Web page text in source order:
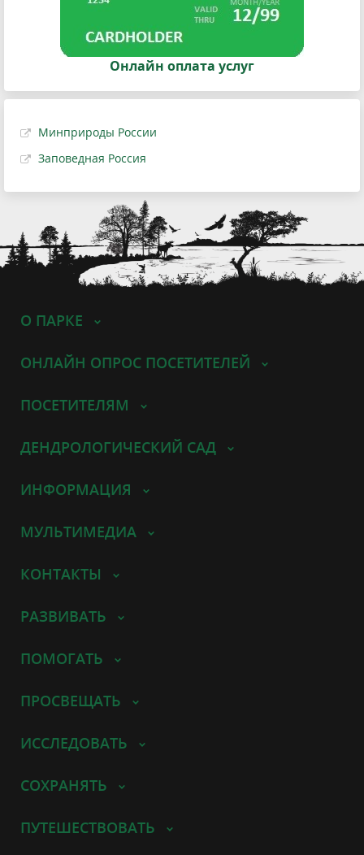
Онлайн оплата услуг
Минприроды России
Заповедная Россия
О ПАРКЕ
ОНЛАЙН ОПРОС ПОСЕТИТЕЛЕЙ
ПОСЕТИТЕЛЯМ
ДЕНДРОЛОГИЧЕСКИЙ САД
ИНФОРМАЦИЯ
МУЛЬТИМЕДИА
КОНТАКТЫ
РАЗВИВАТЬ
ПОМОГАТЬ
ПРОСВЕЩАТЬ
ИССЛЕДОВАТЬ
СОХРАНЯТЬ
ПУТЕШЕСТВОВАТЬ